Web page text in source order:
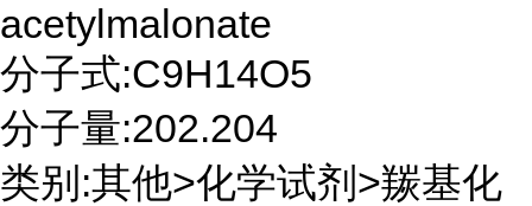
acetylmalonate
分子式:C9H14O5
分子量:202.204
类别:其他>化学试剂>羰基化